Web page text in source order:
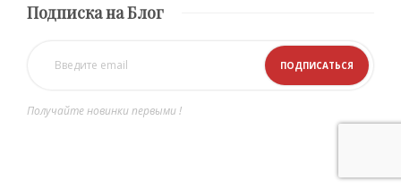
Подписка на Блог
Получайте новинки первыми !